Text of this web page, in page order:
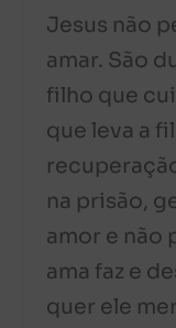
Jesus não
amar. São
filho que
que leva a
na prisão,
amor e não
ama faz e
quer ele